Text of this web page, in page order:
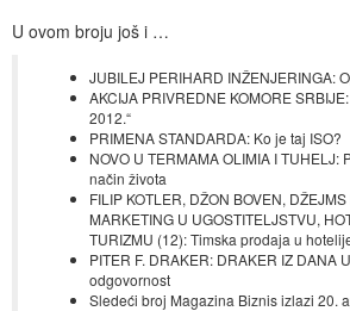
U ovom broju još i …
JUBILEJ PERIHARD INŽENJERINGA:
AKCIJA PRIVREDNE KOMORE
2012.“
PRIMENA STANDARDA: Ko je taj ISO?
NOVO U TERMAMA OLIMIA I TUHELJ:
način života
FILIP KOTLER, DŽON BOVEN,
MARKETING U UGOSTITELJSTVU,
TURIZMU (12): Timska prodaja u
PITER F. DRAKER: DRAKER IZ DANA
odgovornost
Sledeći broj Magazina Biznis izlazi 20.